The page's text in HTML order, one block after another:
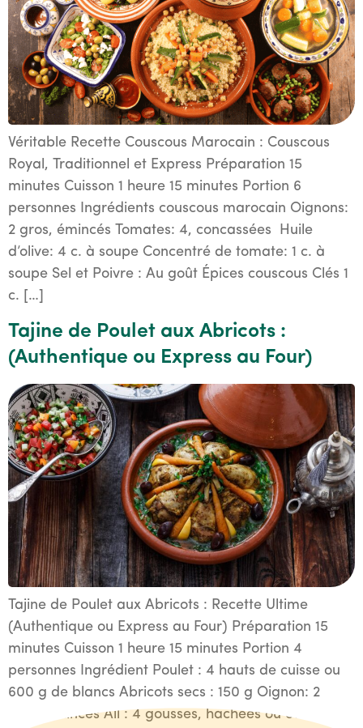
Véritable Recette Couscous Marocain : Couscous
Royal, Traditionnel et Express Préparation 15
minutes Cuisson 1 heure 15 minutes Portion 6
personnes Ingrédients couscous marocain Oignons:
2 gros, émincés Tomates: 4, concassées Huile
d’olive: 4 c. à soupe Concentré de tomate: 1 c. à
soupe Sel et Poivre : Au goût Épices couscous Clés 1
c. […]
Tajine de Poulet aux Abricots :
(Authentique ou Express au Four)
Tajine de Poulet aux Abricots : Recette Ultime
(Authentique ou Express au Four) Préparation 15
minutes Cuisson 1 heure 15 minutes Portion 4
personnes Ingrédient Poulet : 4 hauts de cuisse ou
600 g de blancs Abricots secs : 150 g Oignon: 2
gros, émincés Ail : 4 gousses, hachées ou écrasées